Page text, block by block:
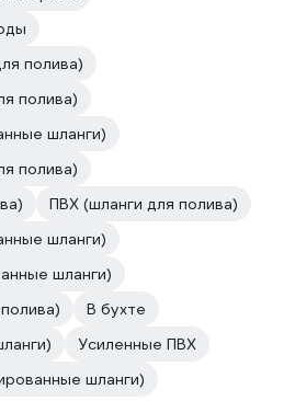
полива)
полива)
шланги)
полива)
ПВХ (шланги для полива)
шланги)
шланги)
В бухте
Усиленные ПВХ
шланги)